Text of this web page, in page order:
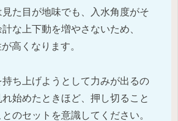
た目が地味でも、入水角度がそ
な上下動を増やさないため、
高くなります。
ち上げようとして力みが出るの
始めたときほど、押し切ること
のセットを意識してください。